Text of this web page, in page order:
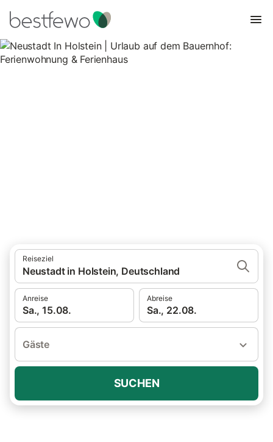
Reiseziel
Neustadt in Holstein, Deutschland
Anreise
Sa., 15.08.
Abreise
Sa., 22.08.
Gäste
SUCHEN